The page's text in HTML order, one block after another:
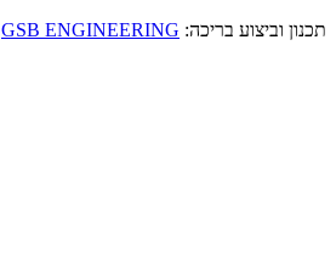
תכנון וביצוע בריכה: GSB ENGINEERING